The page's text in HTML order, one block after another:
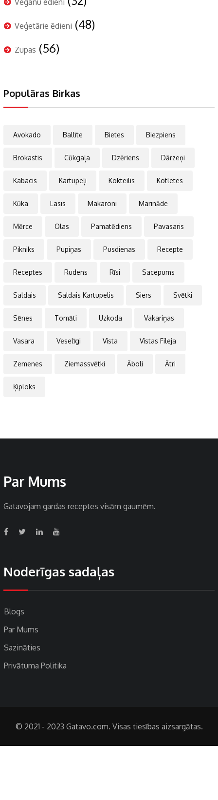
Veģetārie ēdieni (48)
Zupas (56)
Populāras Birkas
Avokado Ballīte Bietes Biezpiens
Brokastis Cūkgaļa Dzēriens Dārzeņi
Kabacis Kartupeļi Kokteilis Kotletes
Kūka Lasis Makaroni Marināde
Mērce Olas Pamatēdiens Pavasaris
Pikniks Pupiņas Pusdienas Recepte
Receptes Rudens Rīsi Sacepums
Saldais Saldais Kartupelis Siers Svētki
Sēnes Tomāti Uzkoda Vakariņas
Vasara Veselīgi Vista Vistas Fileja
Zemenes Ziemassvētki Āboli Ātri
Ķiploks
Par Mums
Gatavojam gardas receptes visām gaumēm.
Noderīgas sadaļas
Blogs
Par Mums
Sazināties
Privātuma Politika
© 2021 - 2023 Gatavo.com. Visas tiesības aizsargātas.